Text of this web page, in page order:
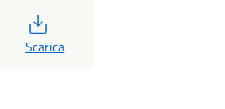
PDF
Scarica